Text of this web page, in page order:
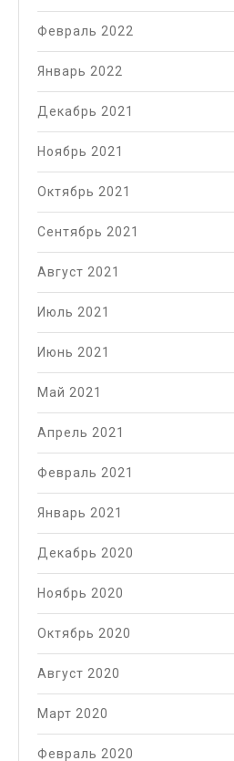
Февраль 2022
Январь 2022
Декабрь 2021
Ноябрь 2021
Октябрь 2021
Сентябрь 2021
Август 2021
Июль 2021
Июнь 2021
Май 2021
Апрель 2021
Февраль 2021
Январь 2021
Декабрь 2020
Ноябрь 2020
Октябрь 2020
Август 2020
Март 2020
Февраль 2020